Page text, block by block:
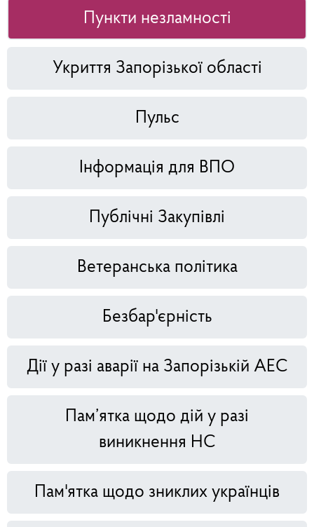
Пункти незламності
Укриття Запорізької області
Пульс
Інформація для ВПО
Публічні Закупівлі
Ветеранська політика
Безбар'єрність
Дії у разі аварії на Запорізькій АЕС
Пам’ятка щодо дій у разі
виникнення НС
Пам'ятка щодо зниклих українців